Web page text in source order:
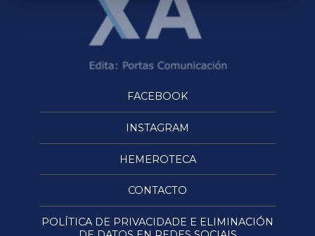
FACEBOOK
INSTAGRAM
HEMEROTECA
CONTACTO
POLÍTICA DE PRIVACIDADE E ELIMINACIÓN